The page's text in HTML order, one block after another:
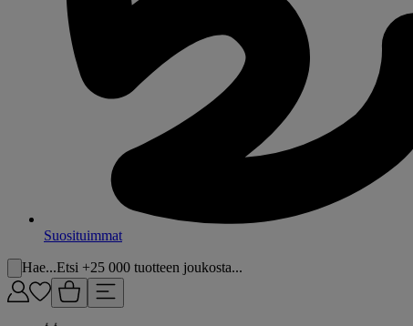
Suosituimmat
Hae...Etsi +25 000 tuotteen joukosta...